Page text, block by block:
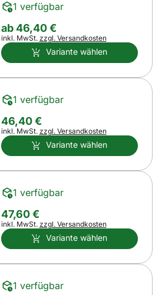
1 verfügbar
ab:
ab 46,40€
Steuerhinweis:
inkl. MwSt. zzgl. Versandkosten
Variante wählen
1 verfügbar
46,40€
Steuerhinweis:
inkl. MwSt. zzgl. Versandkosten
Variante wählen
1 verfügbar
47,60€
Steuerhinweis:
inkl. MwSt. zzgl. Versandkosten
Variante wählen
1 verfügbar